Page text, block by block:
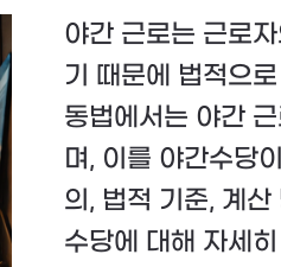
야간 근로는 근로
기 때문에 법적으
동법에서는 야간
며, 이를 야간수당
의, 법적 기준, 계
수당에 대해 자세